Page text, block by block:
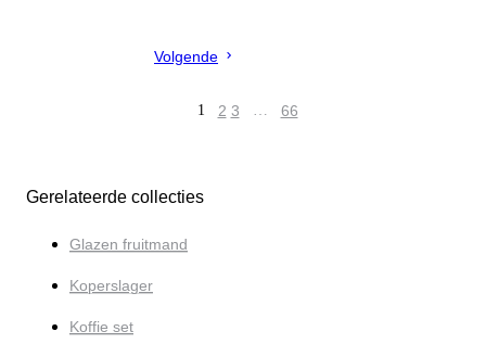
Volgende
1 2 3 … 66
Gerelateerde collecties
Glazen fruitmand
Koperslager
Koffie set